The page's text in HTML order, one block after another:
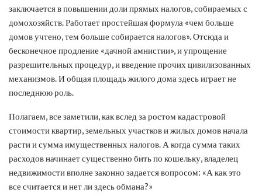
заключается в повышении доли прямых налогов, собираемых с
домохозяйств. Работает простейшая формула «чем больше
домов учтено, тем больше собирается налогов». Отсюда и
бесконечное продление «дачной амнистии», и упрощение
разрешительных процедур, и введение прочих цивилизованных
механизмов. И общая площадь жилого дома здесь играет не
последнюю роль.
Полагаем, все заметили, как вслед за ростом кадастровой
стоимости квартир, земельных участков и жилых домов начала
расти и сумма имущественных налогов. А когда сумма таких
расходов начинает существенно бить по кошельку, владелец
недвижимости вполне законно задается вопросом: «А как это
все считается и нет ли здесь обмана?»